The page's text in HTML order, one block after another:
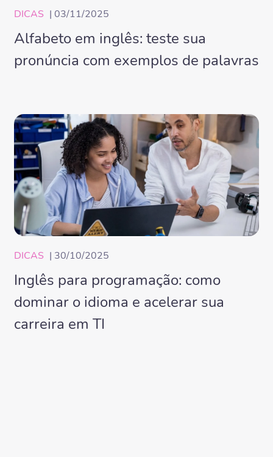
DICAS | 03/11/2025
Alfabeto em inglês: teste sua
pronúncia com exemplos de palavras
DICAS | 30/10/2025
Inglês para programação: como
dominar o idioma e acelerar sua
carreira em TI